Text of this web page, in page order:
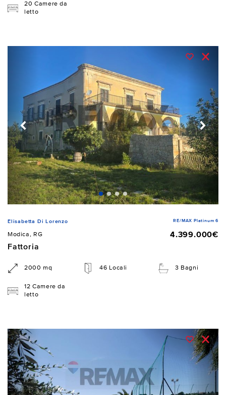
20 Camere da
letto
Elisabetta Di Lorenzo RE/MAX Platinum 6
Modica, RG
4.399.000€
Fattoria
2000 mq 46 Locali 3 Bagni
12 Camere da
letto